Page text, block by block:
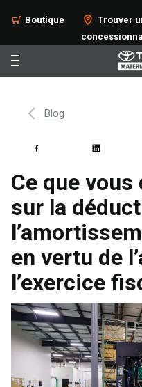
Boutique
Trouver
Blog
Ce que
sur la
en vertu de
l’exercice